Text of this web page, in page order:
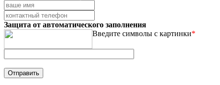
Защита от автоматического заполнения
Введите символы с картинки*